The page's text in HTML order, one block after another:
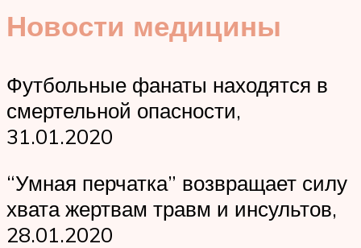
Новости медицины
Футбольные фанаты находятся в
смертельной опасности,
31.01.2020
“Умная перчатка” возвращает силу
хвата жертвам травм и инсультов,
28.01.2020